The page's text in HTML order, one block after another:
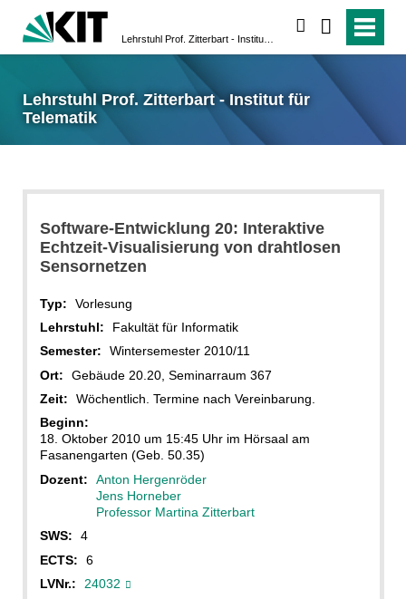
Lehrstuhl Prof. Zitterbart - Institut für
Telematik
Software-Entwicklung 20: Interaktive
Echtzeit-Visualisierung von drahtlosen
Sensornetzen
Typ:
Vorlesung
Lehrstuhl:
Fakultät für Informatik
Semester:
Wintersemester 2010/11
Ort:
Gebäude 20.20, Seminarraum 367
Zeit:
Wöchentlich. Termine nach Vereinbarung.
Beginn:
18. Oktober 2010 um 15:45 Uhr im Hörsaal am
Fasanengarten (Geb. 50.35)
Dozent:
Anton Hergenröder
Jens Horneber
Professor Martina Zitterbart
SWS:
4
ECTS:
6
LVNr.:
24032